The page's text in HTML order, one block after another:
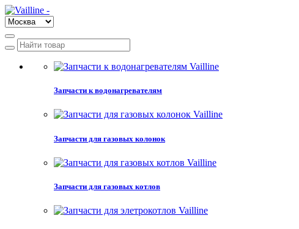
Запчасти к водонагревателям
Запчасти для газовых колонок
Запчасти для газовых котлов